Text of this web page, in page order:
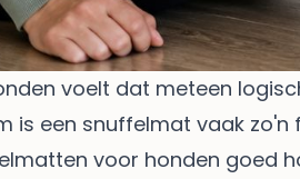
voelt dat meteen
is een snuffelmat vaak
voor honden goed